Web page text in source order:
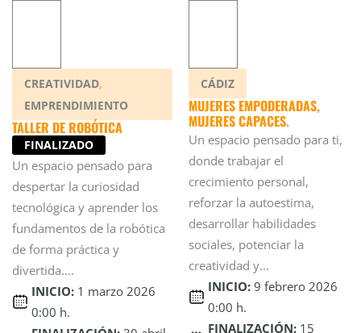
CREATIVIDAD,
EMPRENDIMIENTO
TALLER DE ROBÓTICA
FINALIZADO
Un espacio pensado para
despertar la curiosidad
tecnológica y aprender los
fundamentos de la robótica
de forma práctica y
divertida....
INICIO: 1 marzo 2026
0:00 h.
CÁDIZ
MUJERES EMPODERADAS,
MUJERES CAPACES.
Un espacio pensado para ti,
donde trabajar el
crecimiento personal,
reforzar la autoestima,
desarrollar habilidades
sociales, potenciar la
creatividad y...
INICIO: 9 febrero 2026
0:00 h.
FINALIZACIÓN: 15